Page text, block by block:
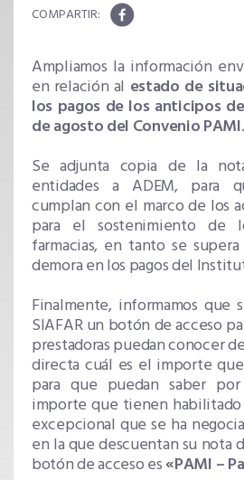
Ampliamos la información
en relación al estado de
los pagos de los anticipos
de agosto del Convenio PAMI.
Se adjunta copia de la
entidades a ADEM, para
cumplan con el marco de los
para el sostenimiento de
farmacias, en tanto se
demora en los pagos del
Finalmente, informamos que
SIAFAR un botón de acceso
prestadoras puedan conocer
directa cuál es el importe
para que puedan saber
importe que tienen
excepcional que se ha
en la que descuentan su nota
botón de acceso es«PAMI –